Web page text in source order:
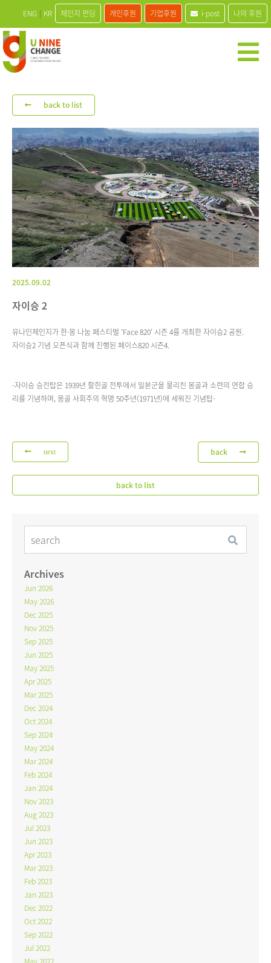
ENG | KR 체인지 펀딩 개인후원 기업후원 i-post 나의 후원
back to list
2025.09.02
자이승 2
유나인체인지가 한·몽 나눔 페스티벌 ‘Face 820’ 시즌 4를 개최한 자이승2 공원.
자이승2 기념 오픈식과 함께 진행된 페이스820 시즌4.
-자이승 승전탑은 1939년 할힌골 전투에서 일본군을 물리친 몽골과 소련의 연합 승
리를 기념하며, 몽골 사회주의 혁명 50주년(1971년)에 세워진 기념탑-
back
next
back to list
Archives
Jun 2026
May 2026
Dec 2025
Nov 2025
Sep 2025
Jun 2025
May 2025
Apr 2025
Mar 2025
Dec 2024
Oct 2024
Sep 2024
May 2024
Mar 2024
Feb 2024
Jan 2024
Nov 2023
Aug 2023
Jul 2023
Jun 2023
Apr 2023
Mar 2023
Feb 2023
Jan 2023
Dec 2022
Oct 2022
Sep 2022
Jul 2022